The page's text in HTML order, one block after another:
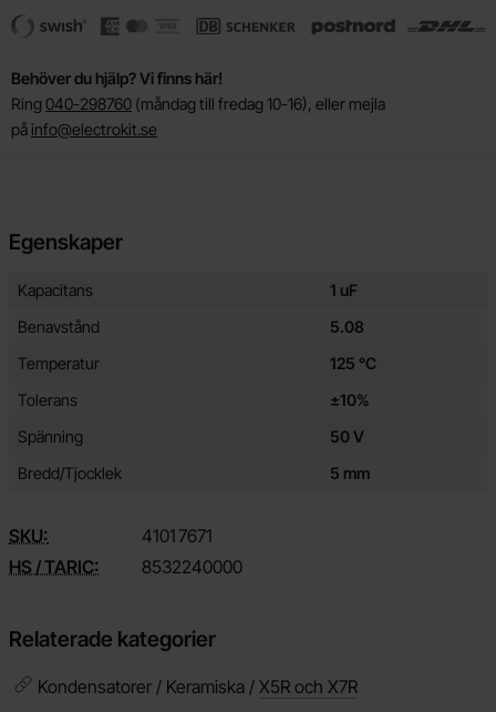
Behöver du hjälp? Vi finns här!
Ring 040-298760 (måndag till fredag 10-16), eller mejla
på info@electrokit.se
Egenskaper
Egenskaper/attribut för denna produkt
Attribut
Kapacitans
1 uF
Benavstånd
5.08
Temperatur
125 °C
Tolerans
±10%
Spänning
50 V
Bredd/Tjocklek
5 mm
SKU: 4101 7671
HS / TARIC:
8532240000
Relaterade kategorier
Kondensatorer / Keramiska / X5R och X7R